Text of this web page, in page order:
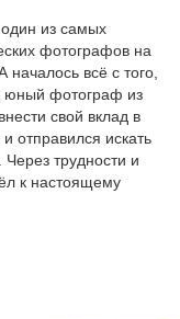
из самых
фотографов на
всё с того,
юный фотограф из
свой вклад в
отправился искать
трудности и
к настоящему